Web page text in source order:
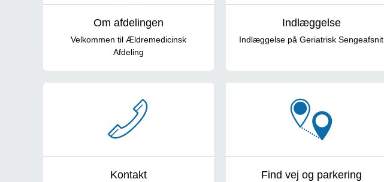
Om afdelingen
Velkommen til Ældremedicinsk
Afdeling
Indlæggelse
Indlæggelse på Geriatrisk Sengeafsnit
Kontakt Find vej og parkering